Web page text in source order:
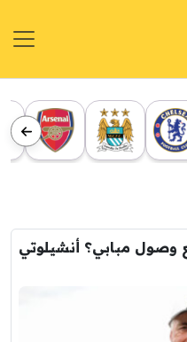
وصول مبابي؟ أنشيلوتي